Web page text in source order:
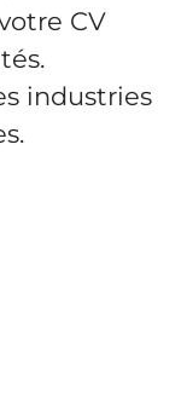
CV
industries